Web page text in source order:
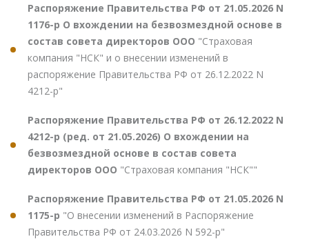
Распоряжение Правительства РФ от 21.05.2026 N
1176-р О вхождении на безвозмездной основе в
состав совета директоров ООО "Страховая
компания "НСК" и о внесении изменений в
распоряжение Правительства РФ от 26.12.2022 N
4212-р"
Распоряжение Правительства РФ от 26.12.2022 N
4212-р (ред. от 21.05.2026) О вхождении на
безвозмездной основе в состав совета
директоров ООО "Страховая компания "НСК""
Распоряжение Правительства РФ от 21.05.2026 N
1175-р "О внесении изменений в Распоряжение
Правительства РФ от 24.03.2026 N 592-р"